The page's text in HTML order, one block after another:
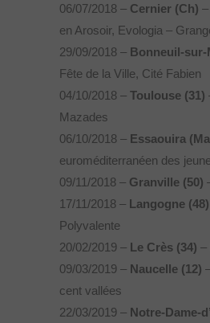
06/07/2018 – Cernier (Ch)
en Arosoir, Evologia –
29/09/2018 – Bonneuil-sur-
Fête de la Ville, Cité Fabien
04/10/2018 – Toulouse (31)
Mazades
06/10/2018 – Essaouira
euroméditerranéen des
09/11/2018 – Granville (50)
17/11/2018 – Langogne (48)
Polyvalente
20/02/2019 – Le Crès (34) –
09/03/2019 – Naucelle (12)
cent vallées
22/03/2019 – Notre-Dame-